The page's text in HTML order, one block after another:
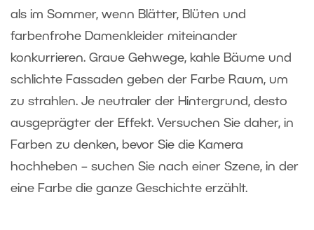
als im Sommer, wenn Blätter, Blüten und
farbenfrohe Damenkleider miteinander
konkurrieren. Graue Gehwege, kahle Bäume und
schlichte Fassaden geben der Farbe Raum, um
zu strahlen. Je neutraler der Hintergrund, desto
ausgeprägter der Effekt. Versuchen Sie daher, in
Farben zu denken, bevor Sie die Kamera
hochheben – suchen Sie nach einer Szene, in der
eine Farbe die ganze Geschichte erzählt.